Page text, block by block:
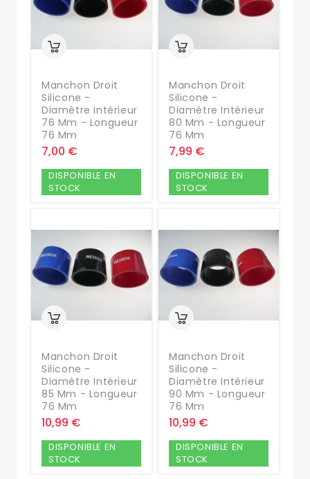
Manchon Droit
Silicone -
Diamètre Intérieur
76 Mm - Longueur
76 Mm
7,00 €
DISPONIBLE EN
STOCK
Manchon Droit
Silicone -
Diamètre Intérieur
80 Mm - Longueur
76 Mm
7,99 €
DISPONIBLE EN
STOCK
Manchon Droit
Silicone -
Diamètre Intérieur
85 Mm - Longueur
76 Mm
10,99 €
DISPONIBLE EN
STOCK
Manchon Droit
Silicone -
Diamètre Intérieur
90 Mm - Longueur
76 Mm
10,99 €
DISPONIBLE EN
STOCK